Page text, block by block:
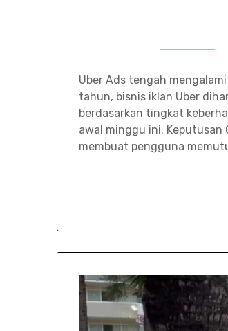
Uber Ads tengah
tahun, bisnis iklan Uber
berdasarkan tingkat
awal minggu ini.
membuat pengguna